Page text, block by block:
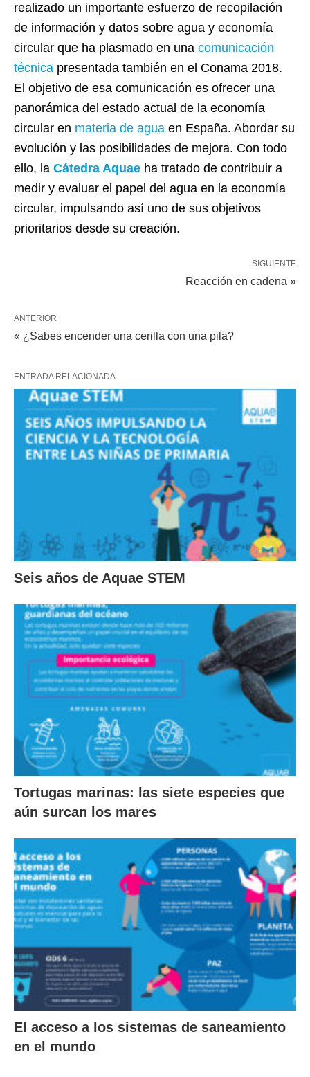
realizado un importante esfuerzo de recopilación
de información y datos sobre agua y economía
circular que ha plasmado en una comunicación
técnica presentada también en el Conama 2018.
El objetivo de esa comunicación es ofrecer una
panorámica del estado actual de la economía
circular en materia de agua en España. Abordar su
evolución y las posibilidades de mejora. Con todo
ello, la Cátedra Aquae ha tratado de contribuir a
medir y evaluar el papel del agua en la economía
circular, impulsando así uno de sus objetivos
prioritarios desde su creación.
SIGUIENTE
Reacción en cadena »
ANTERIOR
« ¿Sabes encender una cerilla con una pila?
ENTRADA RELACIONADA
Seis años de Aquae STEM
Tortugas marinas: las siete especies que
aún surcan los mares
El acceso a los sistemas de saneamiento
en el mundo